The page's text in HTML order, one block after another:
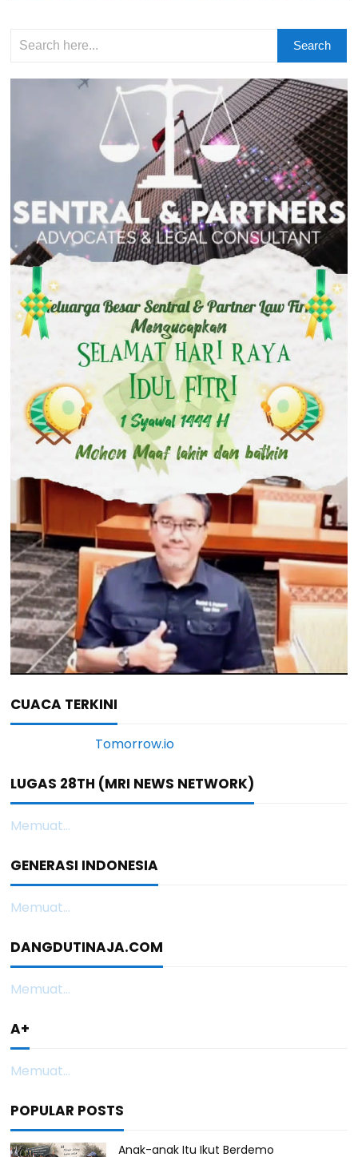
CUACA TERKINI
LUGAS 28TH (MRI NEWS NETWORK)
Memuat...
GENERASI INDONESIA
Memuat...
DANGDUTINAJA.COM
Memuat...
A+
Memuat...
POPULAR POSTS
Anak-anak Itu Ikut Berdemo